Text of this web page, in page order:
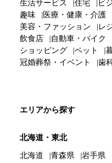
生活サービス 住宅 ビ
趣味
医療・健康・介護
美容・ファッション
レ
飲食店
自動車・バイク
ショッピング
ペット
冠婚葬祭・イベント
歯
エリアから探す
北海道・東北
北海道 青森県 岩手県